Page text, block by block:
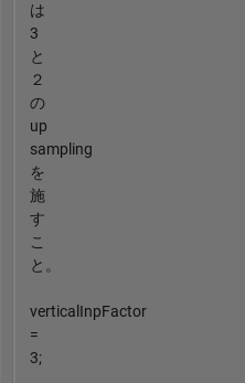
は
3
と
２
の
up
sampling
を
施
す
こ
と。
verticalInpFactor
=
3;